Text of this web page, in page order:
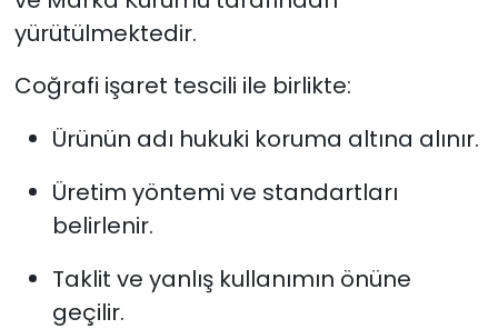
yürütülmektedir.
Coğrafi işaret tescili ile birlikte:
Ürünün adı hukuki koruma altına alınır.
Üretim yöntemi ve standartları
belirlenir.
Taklit ve yanlış kullanımın önüne
geçilir.